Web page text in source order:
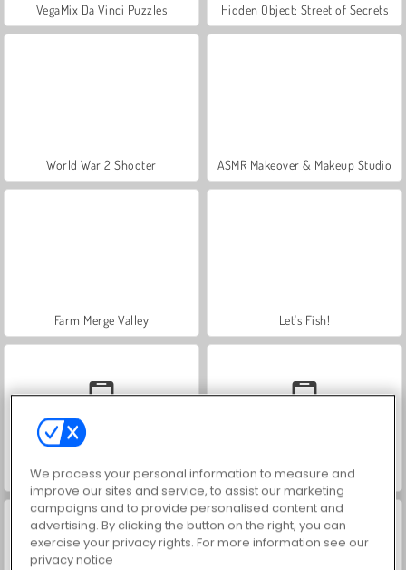
VegaMix Da Vinci Puzzles Hidden Object: Street of Secrets
World War 2 Shooter ASMR Makeover & Makeup Studio
Farm Merge Valley Let's Fish!
Car Parking City Duel Casino World
We process your personal information to measure and
improve our sites and service, to assist our marketing
campaigns and to provide personalised content and
advertising. By clicking the button on the right, you can
exercise your privacy rights. For more information see our
privacy notice